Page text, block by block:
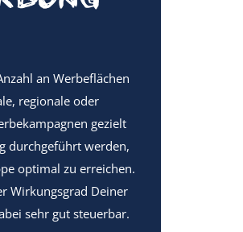
an Werbeflächen
regionale oder
gezielt
durchgeführt werden,
optimal zu erreichen.
Wirkungsgrad Deiner
sehr gut steuerbar.